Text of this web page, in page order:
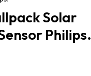
Solar
Philips.